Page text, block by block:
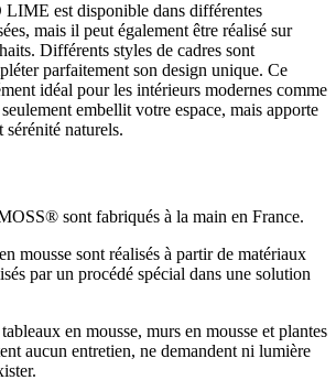
est disponible dans différentes
mais il peut également être réalisé sur
Différents styles de cadres sont
parfaitement son design unique. Ce
idéal pour les intérieurs modernes comme
embellit votre espace, mais apporte
naturels.
sont fabriqués à la main en France.
mousse sont réalisés à partir de matériaux
par un procédé spécial dans une solution
en mousse, murs en mousse et plantes
aucun entretien, ne demandent ni lumière